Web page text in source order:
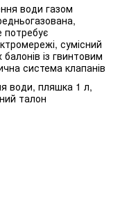
води газом
потребує
сумісний
балонів із гвинтовим
система клапанів
води, пляшка 1 л,
талон